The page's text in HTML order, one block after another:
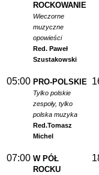
ROCKOWANIE
Wieczorne
muzyczne
opowieści
Red. Paweł
Szustakowski
05:00 PRO-POLSKIE
Tylko polskie
zespoły, tylko
polska muzyka
Red.Tomasz
Michel
07:00 W PÓŁ
ROCKU